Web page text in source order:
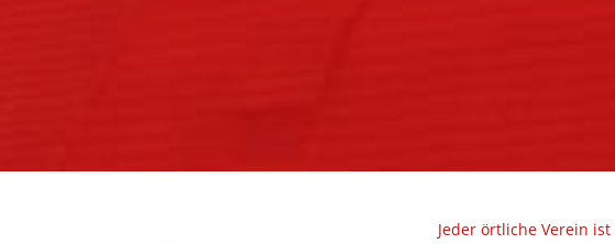
Jeder örtliche Verein